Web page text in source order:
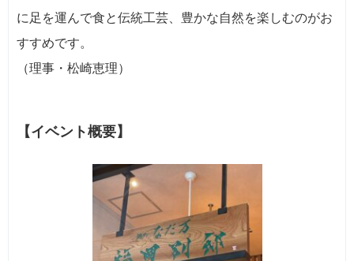
に足を運んで食と伝統工芸、豊かな自然を楽しむのがお
すすめです。
（理事・松崎恵理）
【イベント概要】